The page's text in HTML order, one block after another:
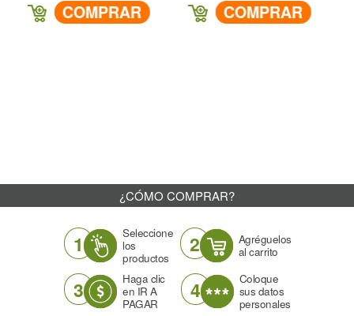
COMPRAR COMPRAR
¿CÓMO COMPRAR?
1
Seleccione
los
productos
2
Agréguelos
al carrito
3
Haga clic
en IR A
PAGAR
4
Coloque
sus datos
personales